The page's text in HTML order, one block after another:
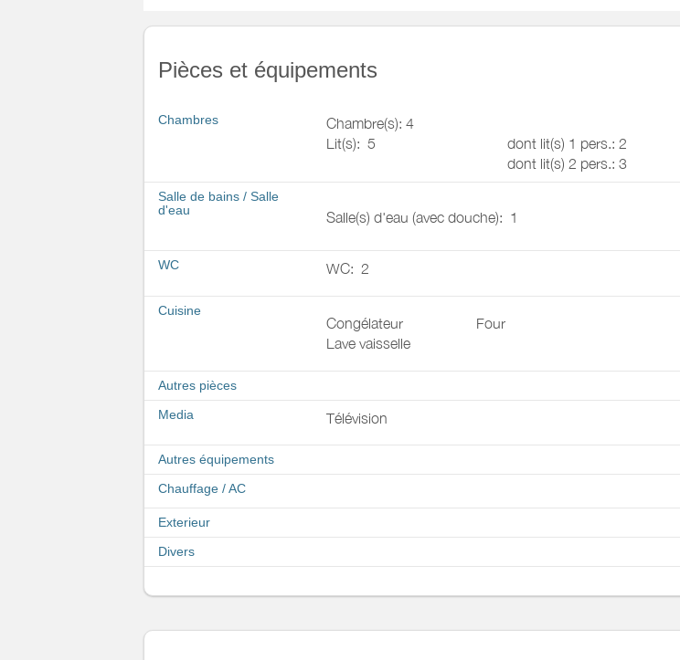
Pièces et équipements
Chambres
Chambre(s): 4
Lit(s): 5
dont lit(s) 1 pers.: 2
dont lit(s) 2 pers.: 3
Salle de bains / Salle
d'eau
Salle(s) d'eau (avec douche): 1
WC WC: 2
Cuisine
Congélateur
Four
Lave vaisselle
Autres pièces
Media
Télévision
Autres équipements
Chauffage / AC
Exterieur
Divers